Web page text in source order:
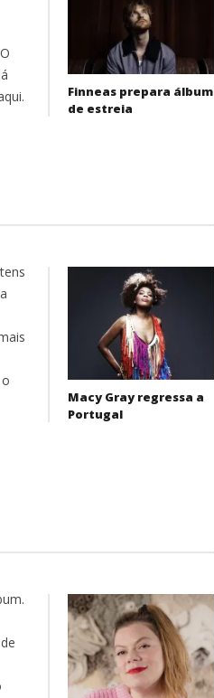
Finneas prepara álbum
de estreia
Macy Gray regressa a
Portugal